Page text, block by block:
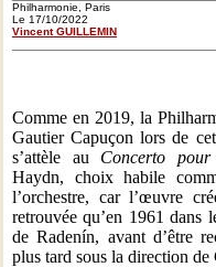
Philharmonie, Paris
Le 17/10/2022
Vincent GUILLEMIN
Comme en 2019, la
Gautier Capuçon lors de
s’attèle au Concerto
Haydn, choix habile
l’orchestre, car l’œuvre
retrouvée qu’en 1961 dans
de Radenín, avant d’être
plus tard sous la direction de